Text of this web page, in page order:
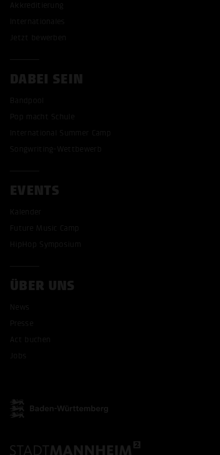
Akkreditierung
Internationales
Jetzt bewerben
DABEI SEIN
Bandpool
Pop macht Schule
International Summer Camp
Songwriting-Wettbewerb
EVENTS
Kalender
Future Music Camp
HipHop Symposium
ÜBER UNS
News
Presse
Act buchen
Jobs